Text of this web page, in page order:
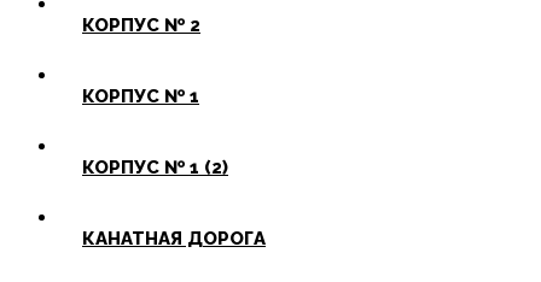
КОРПУС № 2
КОРПУС № 1
КОРПУС № 1 (2)
КАНАТНАЯ ДОРОГА